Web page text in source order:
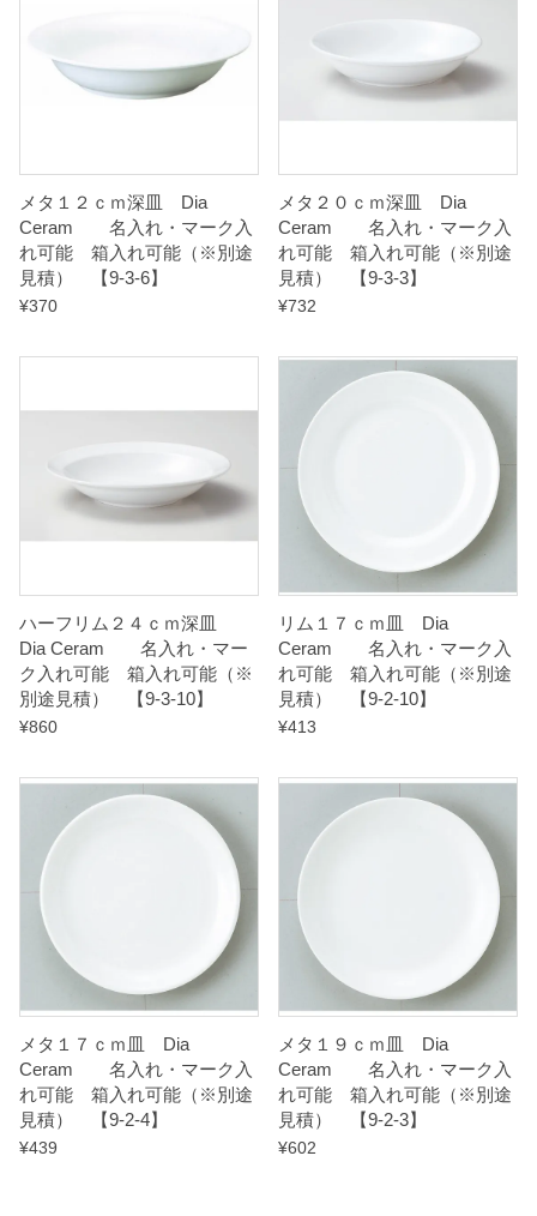
能
（
※
別
2
-
1
1
】
メタ１２ｃｍ深皿 Dia
Ceram 名入れ・マーク入
れ可能 箱入れ可能（※別途
見積） 【9-3-6】
¥370
メタ２０ｃｍ深皿 Dia
Ceram 名入れ・マーク入
れ可能 箱入れ可能（※別途
見積） 【9-3-3】
¥732
ハーフリム２４ｃｍ深皿
Dia Ceram 名入れ・マー
ク入れ可能 箱入れ可能（※
別途見積） 【9-3-10】
¥860
リム１７ｃｍ皿 Dia
Ceram 名入れ・マーク入
れ可能 箱入れ可能（※別途
見積） 【9-2-10】
¥413
メタ１７ｃｍ皿 Dia
Ceram 名入れ・マーク入
れ可能 箱入れ可能（※別途
見積） 【9-2-4】
¥439
メタ１９ｃｍ皿 Dia
Ceram 名入れ・マーク入
れ可能 箱入れ可能（※別途
見積） 【9-2-3】
¥602